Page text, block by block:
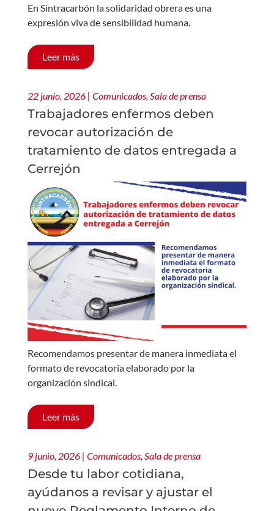
En Sintracarbón la solidaridad obrera es una
expresión viva de sensibilidad humana.
Leer más
22 junio, 2026 | Comunicados, Sala de prensa
Trabajadores enfermos deben
revocar autorización de
tratamiento de datos entregada a
Cerrejón
Recomendamos presentar de manera inmediata el
formato de revocatoria elaborado por la
organización sindical.
Leer más
9 junio, 2026 | Comunicados, Sala de prensa
Desde tu labor cotidiana,
ayúdanos a revisar y ajustar el